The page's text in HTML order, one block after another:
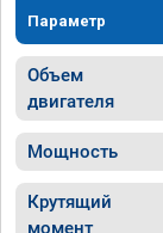
Параметр
Объем
двигателя
Мощность
Крутящий
момент